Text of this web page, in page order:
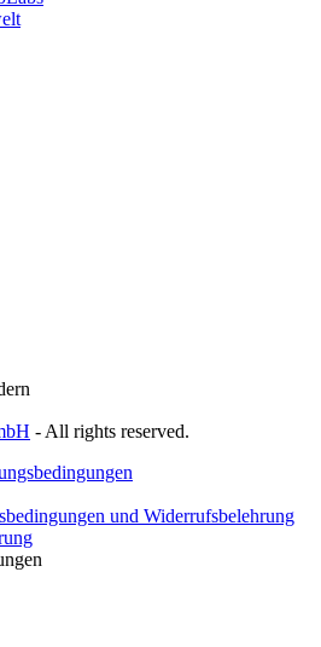
- All rights reserved.
und Widerrufsbelehrung